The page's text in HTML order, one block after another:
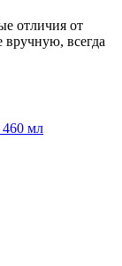
отличия от
всегда
460 мл